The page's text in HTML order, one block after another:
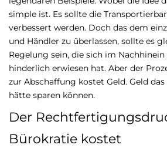
simple ist. Es sollte die
verbessert werden. Doch das dem
und Händler zu überlassen, sollte es
Regelung sein, die sich im
hinderlich erwiesen hat. Aber der
zur Abschaffung kostet Geld. Geld
hätte sparen können.
Der
Bürokratie kostet